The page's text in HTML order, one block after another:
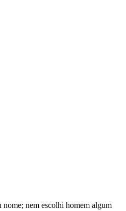
nome; nem escolhi homem algum